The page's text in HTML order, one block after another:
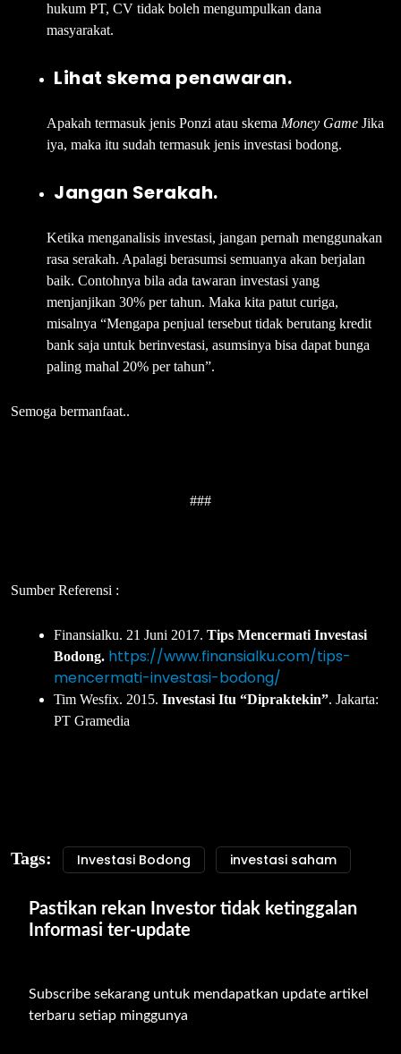
hukum PT, CV tidak boleh mengumpulkan dana
masyarakat.
Lihat skema penawaran.
Apakah termasuk jenis Ponzi atau skema Money Game Jika
iya, maka itu sudah termasuk jenis investasi bodong.
Jangan Serakah.
Ketika menganalisis investasi, jangan pernah menggunakan
rasa serakah. Apalagi berasumsi semuanya akan berjalan
baik. Contohnya bila ada tawaran investasi yang
menjanjikan 30% per tahun. Maka kita patut curiga,
misalnya “Mengapa penjual tersebut tidak berutang kredit
bank saja untuk berinvestasi, asumsinya bisa dapat bunga
paling mahal 20% per tahun”.
Semoga bermanfaat..
###
Sumber Referensi :
Finansialku. 21 Juni 2017. Tips Mencermati Investasi
Bodong. https://www.finansialku.com/tips-
mencermati-investasi-bodong/
Tim Wesfix. 2015. Investasi Itu “Dipraktekin”. Jakarta:
PT Gramedia
Tags: Investasi Bodong investasi saham
Pastikan rekan Investor tidak ketinggalan
Informasi ter-update
Subscribe sekarang untuk mendapatkan update artikel
terbaru setiap minggunya